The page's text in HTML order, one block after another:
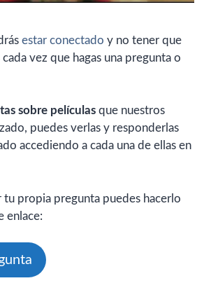
estar conectado y no tener que
vez que hagas una pregunta o
sobre películas que nuestros
puedes verlas y responderlas
accediendo a cada una de ellas en
tu propia pregunta puedes hacerlo
enlace: